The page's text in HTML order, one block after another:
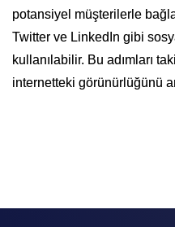
potansiyel müşterilerle
Twitter ve LinkedIn gibi
kullanılabilir. Bu adımları
internetteki görünürlüğünü